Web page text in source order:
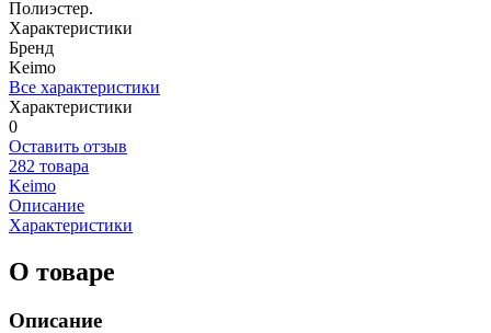
Полиэстер.
Характеристики
Бренд
Keimo
Все характеристики
Характеристики
0
Оставить отзыв
282 товара
Keimo
Описание
Характеристики
О товаре
Описание